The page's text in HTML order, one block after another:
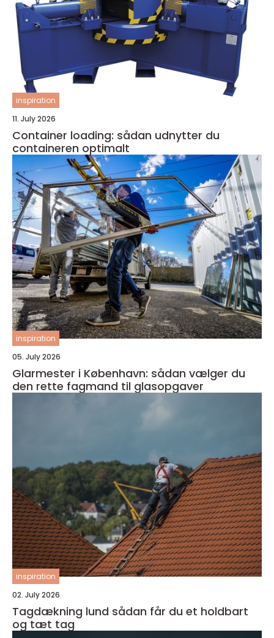
inspiration
11. July 2026
Container loading: sådan udnytter du
containeren optimalt
inspiration
05. July 2026
Glarmester i København: sådan vælger du
den rette fagmand til glasopgaver
inspiration
02. July 2026
Tagdækning lund sådan får du et holdbart
og tæt tag